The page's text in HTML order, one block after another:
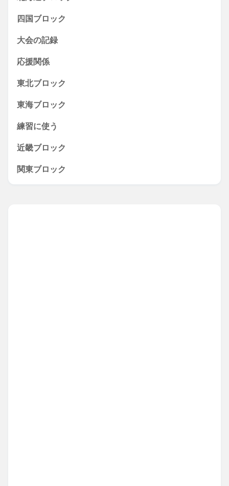
四国ブロック
大会の記録
応援関係
東北ブロック
東海ブロック
練習に使う
近畿ブロック
関東ブロック